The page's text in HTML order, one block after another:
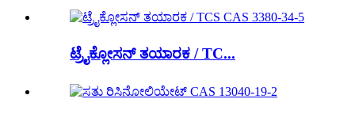
ಟ್ರೈಕ್ಲೋಸನ್ ತಯಾರಕ / TC...